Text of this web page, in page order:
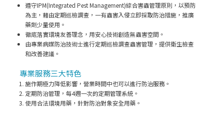
遵守IPM(Integrated Pest Management)綜合害蟲管理原則，以預防
為主，藉由定期巡檢調查，一有蟲害入侵立即採取防治措施，推廣
藥劑少量使用。
徹底落實環境友善理念，用安心技術創造無蟲害空間。
由專業病媒防治技術士進行定期巡檢調查蟲害管理，提供衛生檢查
和改善建議。
專業服務三大特色
施作期極力降低影響，營業時間中也可以進行防治服務。
定期防治管理，每4週一次的定期管理系統。
使用合法環境用藥，針對防治對象安全用藥。